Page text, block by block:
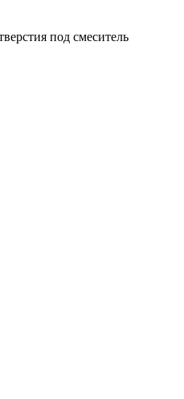
под смеситель